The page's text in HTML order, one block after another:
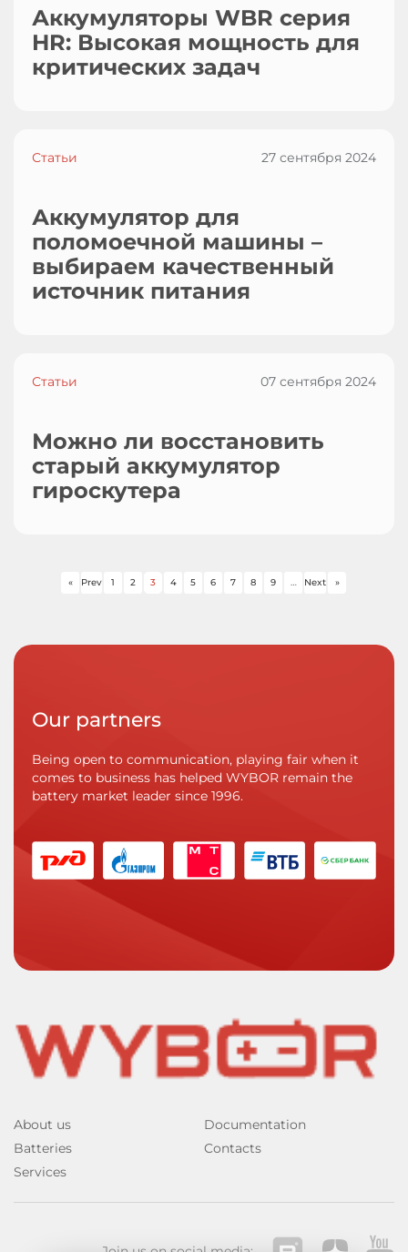
Аккумуляторы WBR серия
HR: Высокая мощность для
критических задач
Статьи 27 сентября 2024
Аккумулятор для
поломоечной машины –
выбираем качественный
источник питания
Статьи 07 сентября 2024
Можно ли восстановить
старый аккумулятор
гироскутера
« Prev 1 2 3 4 5 6 7 8 9 … Next »
Our partners
Being open to communication, playing fair when it
comes to business has helped WYBOR remain the
battery market leader since 1996.
About us
Batteries
Services
Documentation
Contacts